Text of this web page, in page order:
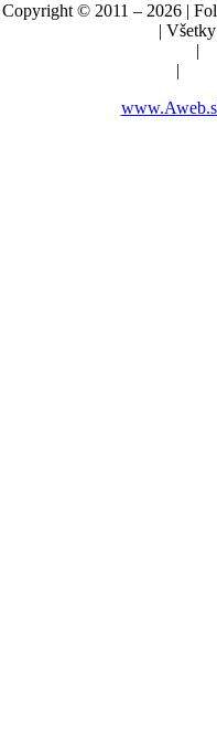
Copyright © 2011 – 2026 |
|
|
|